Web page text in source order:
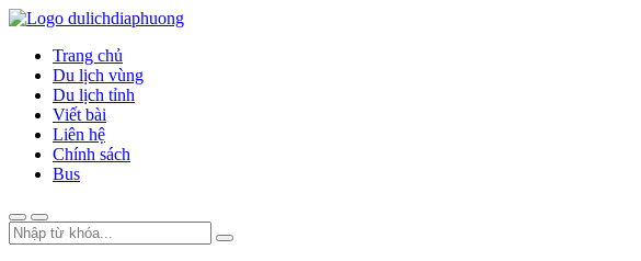
Trang chủ
Du lịch vùng
Du lịch tỉnh
Viết bài
Liên hệ
Chính sách
Bus